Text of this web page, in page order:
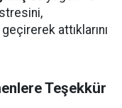
attıklarını
Teşekkür